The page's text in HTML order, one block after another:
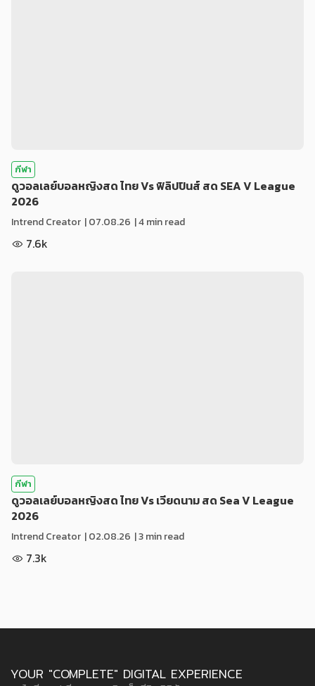
กีฬา
ดูวอลเลย์บอลหญิงสด ไทย Vs ฟิลิปปินส์ สด SEA V League
2026
Intrend Creator |07.08.26 | 4 min read
7.6k
กีฬา
ดูวอลเลย์บอลหญิงสด ไทย Vs เวียดนาม สด Sea V League
2026
Intrend Creator |02.08.26 | 3 min read
7.3k
YOUR "COMPLETE" DIGITAL EXPERIENCE